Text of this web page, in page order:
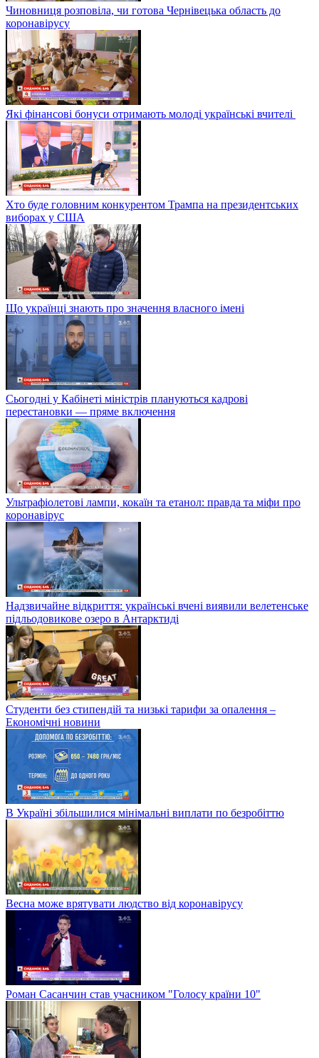
Чиновниця розповіла, чи готова Чернівецька область до
коронавірусу
Які фінансові бонуси отримають молоді українські вчителі
Хто буде головним конкурентом Трампа на президентських
виборах у США
Що українці знають про значення власного імені
Сьогодні у Кабінеті міністрів плануються кадрові
перестановки — пряме включення
Ультрафіолетові лампи, кокаїн та етанол: правда та міфи про
коронавірус
Надзвичайне відкриття: українські вчені виявили велетенське
підльодовикове озеро в Антарктиді
Студенти без стипендій та низькі тарифи за опалення –
Економічні новини
В Україні збільшилися мінімальні виплати по безробіттю
Весна може врятувати людство від коронавірусу
Роман Сасанчин став учасником "Голосу країни 10"